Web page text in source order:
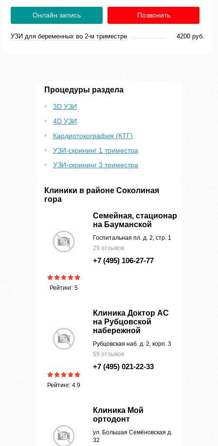
Онлайн запись Позвонить
УЗИ для беременных во 2-м триместре 4200 руб.
Процедуры раздела
3D УЗИ
4D УЗИ
Кардиотокография (КТГ)
УЗИ-скрининг 1 триместра
УЗИ-скрининг 3 триместра
Клиники в районе Соколиная
гора
Рейтинг: 5
Семейная, стационар
на Бауманской
Госпитальная пл. д. 2, стр. 1
29 отзывов
+7 (495) 106-27-77
Рейтинг: 4.9
Клиника Доктор АС
на Рубцовской
набережной
Рубцовская наб. д. 2, корп. 3
59 отзывов
+7 (495) 021-22-33
Клиника Мой
ортодонт
ул. Большая Семёновская д.
32